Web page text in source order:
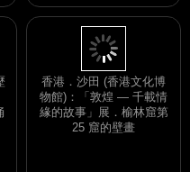
香港．沙田 (香港文化博